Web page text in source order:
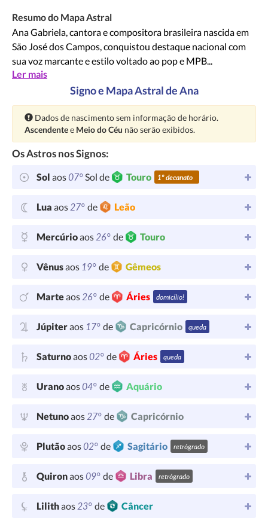
Resumo do Mapa Astral
Ana Gabriela, cantora e compositora brasileira nascida em
São José dos Campos, conquistou destaque nacional com
sua voz marcante e estilo voltado ao pop e MPB...
Ler mais
Signo e Mapa Astral de Ana
Atenção:
Dados de nascimento sem informação de horário.
Ascendentee Meio do Céu não serão exibidos.
Os Astros nos Signos:
Sol aos07°Sol de Touro 1º decanato
Lua aos27° de Leão
Mercúrioaos26° de Touro
Vênusaos 19° de Gêmeos
Marteaos26° de Áries domicílio!
Júpiteraos 17° de Capricórnio queda
Saturnoaos02° de Áries queda
Uranoaos04° de Aquário
Netunoaos27° de Capricórnio
Plutãoaos02° de Sagitário retrógrado
Quironaos09° de Libra retrógrado
Lilithaos23° de Câncer